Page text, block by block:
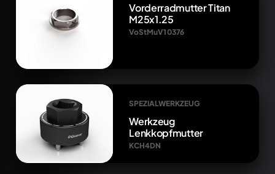
Vorderradmutter Titan
M25x1.25
VoStMuV1 0376
SPEZIALWERKZEUG
Werkzeug
Lenkkopfmutter
KCH4DN